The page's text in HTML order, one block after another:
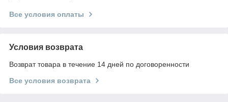
Все условия оплаты
Условия возврата
Возврат товара в течение 14 дней по договоренности
Все условия возврата